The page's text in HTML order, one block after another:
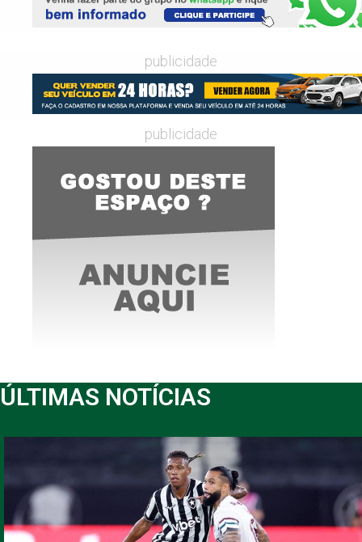
publicidade
publicidade
ÚLTIMAS NOTÍCIAS